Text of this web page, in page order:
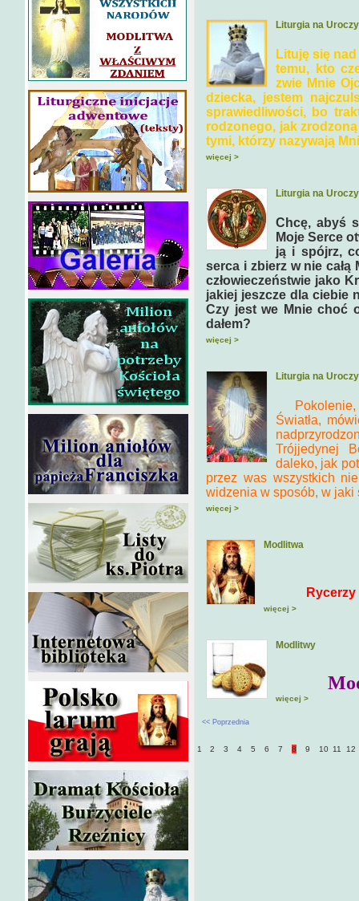
Liturgia na
Lituję się
temu, kto
zwie Mnie
dziecka, jestem
sprawiedliwości, bo
rodzonego, jak
tymi, którzy nazywają
więcej >
Liturgia na
Chcę, abyś
Moje Serce
ją i spójrz,
serca i zbierz w nie całą
człowieczeństwie jako
jakiej jeszcze dla ciebie
Czy jest we Mnie choć
dałem?
więcej >
Liturgia na
Światła,
Trójjedynej
daleko, jak
przez was wszystkich
widzenia w sposób, w jaki
więcej >
Modlitwa
więcej >
Modlitwy
więcej >
<< Poprzednia
1 2 3 4 5 6 7 8 9 10 11 12